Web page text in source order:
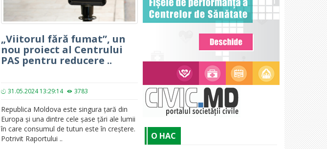
„Viitorul fără fumat”, un
nou proiect al Centrului
PAS pentru reducere ..
31.05.2024 13:29:14 3783
Republica Moldova este singura țară din
Europa și una dintre cele șase țări ale lumii
în care consumul de tutun este în creștere.
Potrivit Raportului ..
O НАС